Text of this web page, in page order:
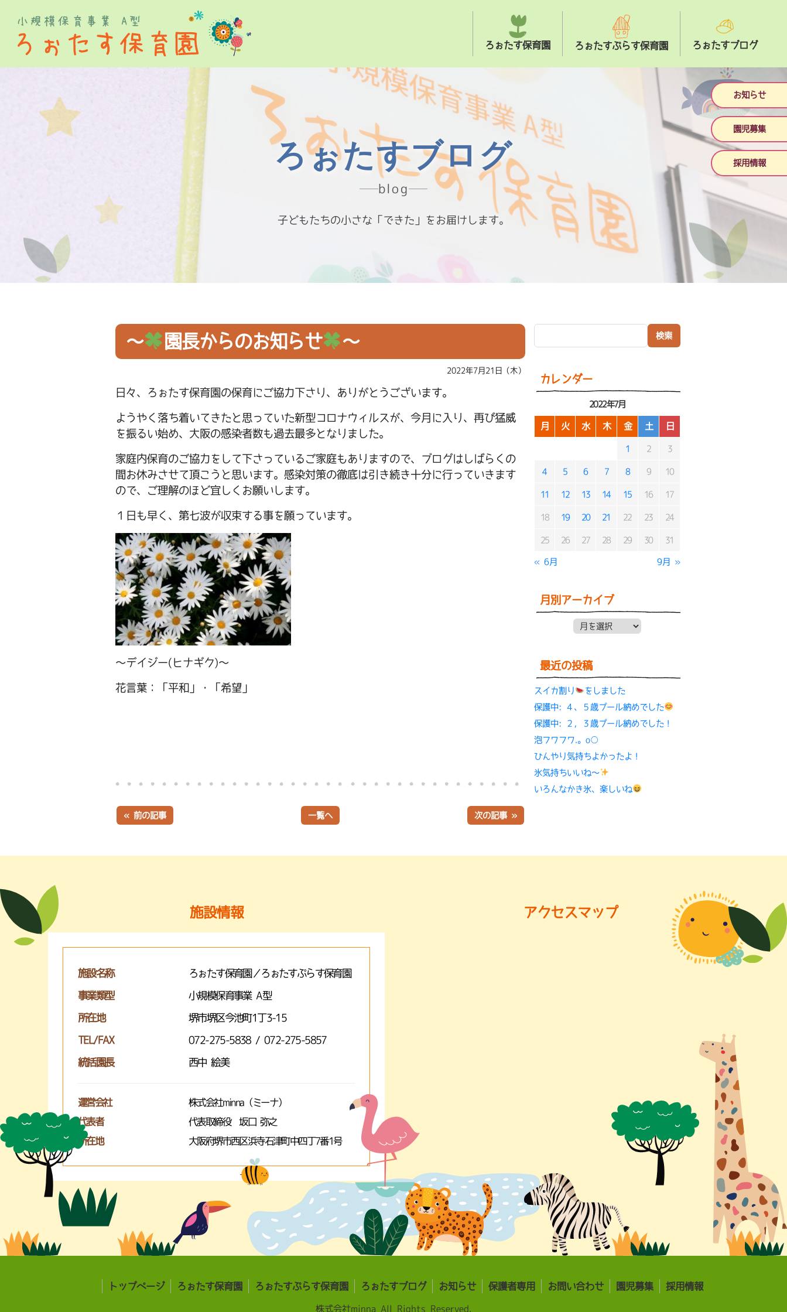
お知らせ
園児募集
採用情報
ろぉたす保育園 ろぉたすぷらす保育園 ろぉたすブログ
ろぉたすブログ
blog
子どもたちの小さな「できた」をお届けします。
カレンダー
2022年7月
月 火 水 木 金 土 日
1 2 3
4 5 6 7 8 9 10
11 12 13 14 15 16 17
18 19 20 21 22 23 24
25 26 27 28 29 30 31
« 6月 9月 »
月別アーカイブ
月別アーカイブ
最近の投稿
スイカ割り
をしました
保護中: ４、５歳プール納めでした
保護中: ２，３歳プール納めでした！
泡フワフワ.。o○
ひんやり気持ちよかったよ！
氷気持ちいいね〜
いろんなかき氷、楽しいね
～ 園長からのお知らせ ～
2022年7月21日（木）
日々、ろぉたす保育園の保育にご協力下さり、ありがとうございます。
ようやく落ち着いてきたと思っていた新型コロナウィルスが、今月に入り、再び猛威
を振るい始め、大阪の感染者数も過去最多となりました。
家庭内保育のご協力をして下さっているご家庭もありますので、ブログはしばらくの
間お休みさせて頂こうと思います。感染対策の徹底は引き続き十分に行っていきます
ので、ご理解のほど宜しくお願いします。
１日も早く、第七波が収束する事を願っています。
～デイジー(ヒナギク)～
花言葉：「平和」・「希望」
« 前の記事 一覧へ 次の記事 »
施設情報
施設名称 ろぉたす保育園／ろぉたすぷらす保育園
事業類型 小規模保育事業 A型
所在地 堺市堺区今池町1丁3-15
TEL/FAX 072-275-5838 / 072-275-5857
統括園長 西中 絵美
運営会社 株式会社minna（ミーナ）
代表者 代表取締役 坂口 弥之
所在地 大阪府堺市西区浜寺石津町中四丁7番1号
アクセスマップ
トップページ ろぉたす保育園 ろぉたすぷらす保育園 ろぉたすブログ お知らせ 保護者専用 お問い合わせ 園児募集 採用情報
株式会社minna All Rights Reserved.